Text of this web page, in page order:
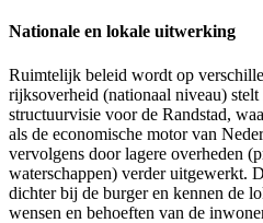
Nationale en lokale uitwerking
Ruimtelijk beleid wordt op
rijksoverheid (nationaal niveau) stelt
structuurvisie voor de Randstad,
als de economische motor van
vervolgens door lagere overheden
waterschappen) verder uitgewerkt.
dichter bij de burger en kennen de
wensen en behoeften van de